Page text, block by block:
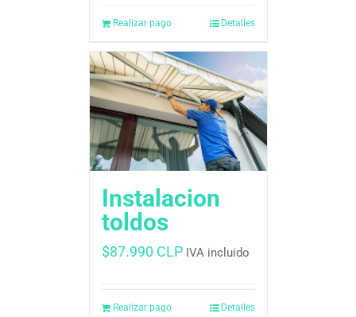
Realizar pago Detalles
Instalacion
toldos
$87.990 CLP IVA incluido
Realizar pago Detalles